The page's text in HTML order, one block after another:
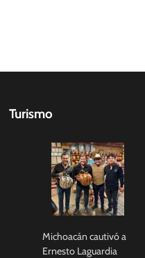
Turismo
Michoacán cautivó a
Ernesto Laguardia